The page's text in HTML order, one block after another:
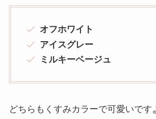
オフホワイト
アイスグレー
ミルキーベージュ
どちらもくすみカラーで可愛いです